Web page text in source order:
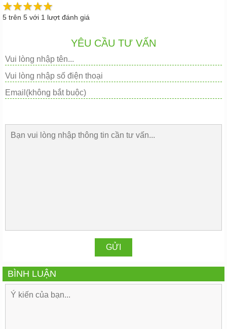
5 trên 5 với 1 lượt đánh giá
YÊU CẦU TƯ VẤN
BÌNH LUẬN